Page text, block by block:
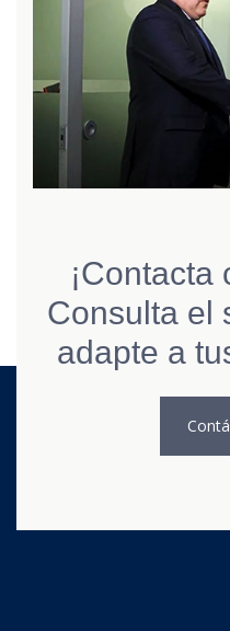
¡Contacta
Consulta el
adapte a